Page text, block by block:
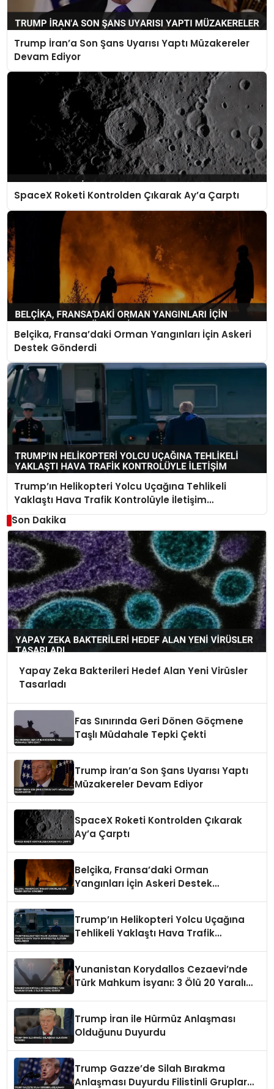
Trump İran’a Son Şans Uyarısı Yaptı Müzakereler
Devam Ediyor
SpaceX Roketi Kontrolden Çıkarak Ay’a Çarptı
Belçika, Fransa’daki Orman Yangınları İçin Askeri
Destek Gönderdi
Trump’ın Helikopteri Yolcu Uçağına Tehlikeli
Yaklaştı Hava Trafik Kontrolüyle İletişim
Kurulamadı
Son Dakika
Yapay Zeka Bakterileri Hedef Alan Yeni Virüsler
Tasarladı
Fas Sınırında Geri Dönen Göçmene
Taşlı Müdahale Tepki Çekti
Trump İran’a Son Şans Uyarısı Yaptı
Müzakereler Devam Ediyor
SpaceX Roketi Kontrolden Çıkarak
Ay’a Çarptı
Belçika, Fransa’daki Orman
Yangınları İçin Askeri Destek
Trump’ın Helikopteri Yolcu Uçağına
Tehlikeli Yaklaştı Hava Trafik
Yunanistan Korydallos Cezaevi’nde
Türk Mahkum İsyanı: 3 Ölü 20 Yaralı
Trump İran ile Hürmüz Anlaşması
Olduğunu Duyurdu
Trump Gazze’de Silah Bırakma
Anlaşması Duyurdu Filistinli Gruplar